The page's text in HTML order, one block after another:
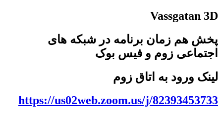
Vassgatan 3D
پخش هم زمان برنامه در شبکه های
اجتماعی زوم و فیس بوک
لینک ورود به اتاق زوم
https://us02web.zoom.us/j/82393453733